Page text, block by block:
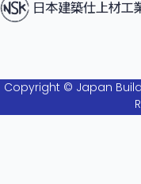
Copyright © Japan